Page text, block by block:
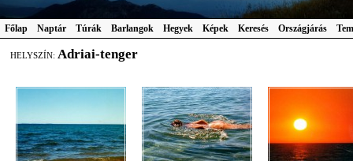
Főlap Naptár Túrák Barlangok Hegyek Képek Keresés Országjárás
HELYSZÍN: Adriai-tenger